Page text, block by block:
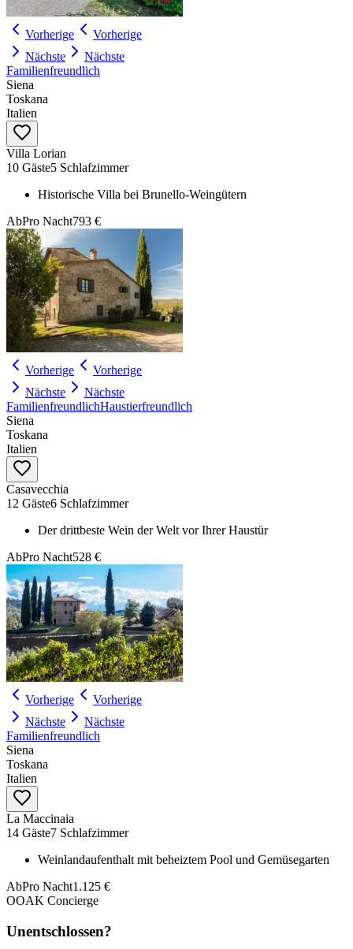
Vorherige
Vorherige
Nächste
Nächste
Familienfreundlich
Siena
Toskana
Italien
Villa Lorian
10 Gäste5 Schlafzimmer
Historische Villa bei Brunello-Weingütern
AbPro Nacht793 €
Vorherige
Vorherige
Nächste
Nächste
FamilienfreundlichHaustierfreundlich
Siena
Toskana
Italien
Casavecchia
12 Gäste6 Schlafzimmer
Der drittbeste Wein der Welt vor Ihrer Haustür
AbPro Nacht528 €
Vorherige
Vorherige
Nächste
Nächste
Familienfreundlich
Siena
Toskana
Italien
La Maccinaia
14 Gäste7 Schlafzimmer
Weinlandaufenthalt mit beheiztem Pool und Gemüsegarten
AbPro Nacht1.125 €
OOAK Concierge
Unentschlossen?